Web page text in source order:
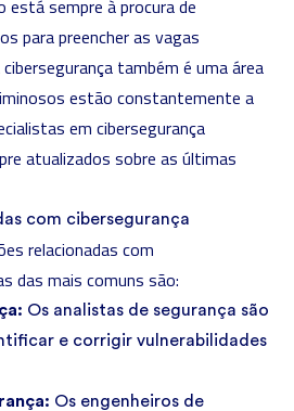
está sempre à procura de
para preencher as vagas
também é uma área
estão constantemente a
em cibersegurança
atualizados sobre as últimas
com cibersegurança
relacionadas com
das mais comuns são:
Os analistas de segurança são
e corrigir vulnerabilidades
Os engenheiros de